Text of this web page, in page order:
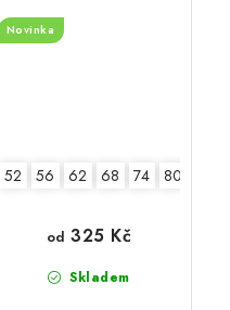
86 2.jakost v.86
Novinka
52 56 62 68 74 80
Skladem
od 325 Kč